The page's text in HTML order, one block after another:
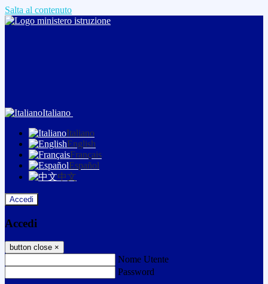
Salta al contenuto
Italiano
Italiano
English
Français
Español
中文
Accedi
Accedi
button close ×
Nome Utente
Password